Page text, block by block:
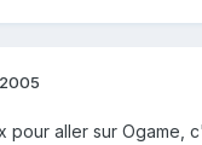
aller sur Ogame,